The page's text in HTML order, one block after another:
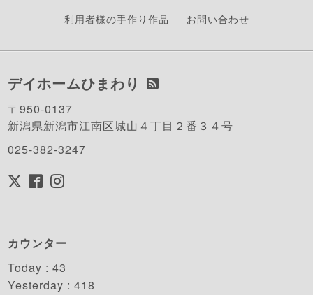
利用者様の手作り作品
お問い合わせ
デイホームひまわり
〒950-0137
新潟県新潟市江南区城山４丁目２番３４号
025-382-3247
カウンター
Today :43
Yesterday :418